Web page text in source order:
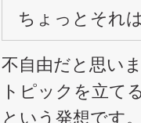
ちょっとそれ
不自由だと思い
トピックを立て
という発想です